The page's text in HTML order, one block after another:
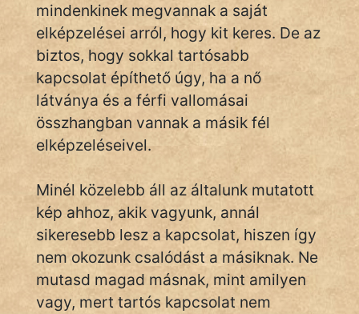
FILM
ÉLETMÓD
MAGYARSÁG
És
TÖRTÉNELEM
Népszerű szerzőink:
cinege
fantom
Hunor
mindenkinek megvannak a saját
elképzelései arról, hogy kit keres. De az
biztos, hogy sokkal tartósabb
kapcsolat építhető úgy, ha a nő
látványa és a férfi vallomásai
összhangban vannak a másik fél
elképzeléseivel.
Minél közelebb áll az általunk mutatott
kép ahhoz, akik vagyunk, annál
sikeresebb lesz a kapcsolat, hiszen így
nem okozunk csalódást a másiknak. Ne
mutasd magad másnak, mint amilyen
vagy, mert tartós kapcsolat nem